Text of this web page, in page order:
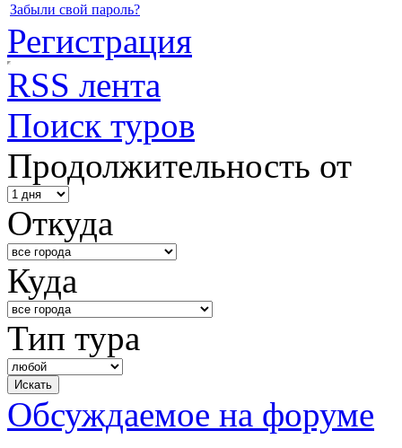
Забыли свой пароль?
Регистрация
RSS лента
Поиск туров
Продолжительность от
Откуда
Куда
Тип тура
Обсуждаемое на форуме